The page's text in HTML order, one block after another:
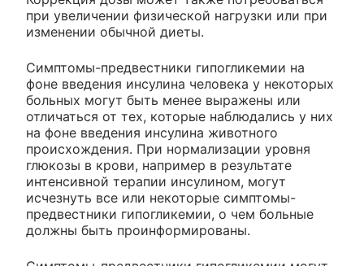
при увеличении физической нагрузки или при
изменении обычной диеты.
Симптомы-предвестники гипогликемии на
фоне введения инсулина человека у некоторых
больных могут быть менее выражены или
отличаться от тех, которые наблюдались у них
на фоне введения инсулина животного
происхождения. При нормализации уровня
глюкозы в крови, например в результате
интенсивной терапии инсулином, могут
исчезнуть все или некоторые симптомы-
предвестники гипогликемии, о чем больные
должны быть проинформированы.